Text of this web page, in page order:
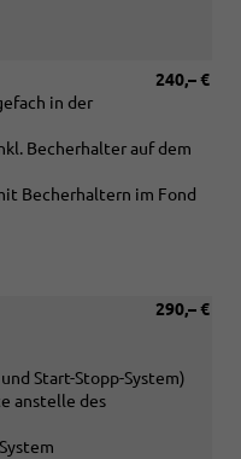
240,– €
in der
Becherhalter auf dem
Becherhaltern im Fond
290,– €
Start-Stopp-System)
anstelle des